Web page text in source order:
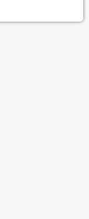
CITY ATHENS